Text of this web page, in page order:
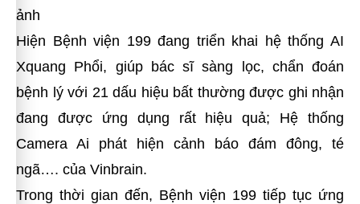
ảnh
Hiện Bệnh viện 199 đang triển khai hệ thống AI
Xquang Phổi, giúp bác sĩ sàng lọc, chẩn đoán
bệnh lý với 21 dấu hiệu bất thường được ghi nhận
đang được ứng dụng rất hiệu quả; Hệ thống
Camera Ai phát hiện cảnh báo đám đông, té
ngã…. của Vinbrain.
Trong thời gian đến, Bệnh viện 199 tiếp tục ứng